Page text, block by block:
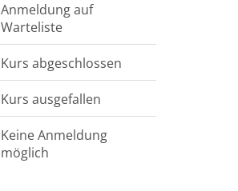
Anmeldung auf
Warteliste
Kurs abgeschlossen
Kurs ausgefallen
Keine Anmeldung
möglich